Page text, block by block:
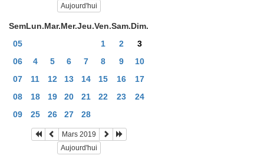
Aujourd'hui
SemLun.Mar.Mer.Jeu.Ven.Sam.Dim.
05
1 2
3
06
4 5 6 7 8 9
10
07
11 12 13 14 15 16
17
08
18 19 20 21 22 23
24
09
25 26 27 28
Mars 2019
Aujourd'hui